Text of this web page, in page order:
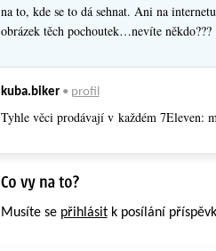
na to, kde se to dá sehnat. Ani na
obrázek těch pochoutek…nevíte někdo???
kuba.biker• profil
Tyhle věci prodávají v každém 7Eleven:
Musíte se přihlásitk posílání